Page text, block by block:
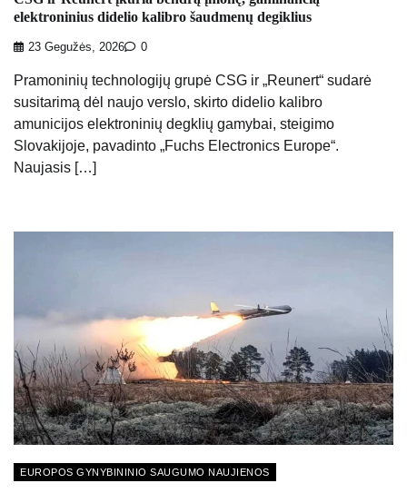
elektroninius didelio kalibro šaudmenų degiklius
23 Gegužės, 2026 0
Pramoninių technologijų grupė CSG ir „Reunert“ sudarė
susitarimą dėl naujo verslo, skirto didelio kalibro
amunicijos elektroninių degklių gamybai, steigimo
Slovakijoje, pavadinto „Fuchs Electronics Europe“.
Naujasis […]
EUROPOS GYNYBININIO SAUGUMO NAUJIENOS